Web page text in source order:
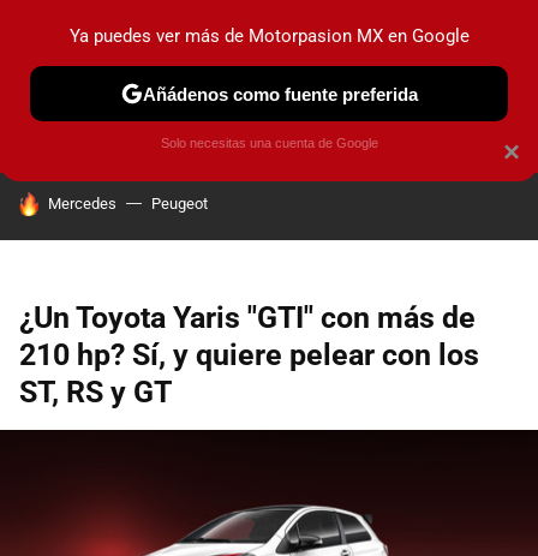
PRUEBAS INDUSTRIA HOY NO CIRCULA
HOY SE HABLA DE
Mercedes Peugeot
¿Un Toyota Yaris "GTI" con más de
210 hp? Sí, y quiere pelear con los
ST, RS y GT
×
Ya puedes ver más de Motorpasion MX en Google
Añádenos como fuente preferida
Solo necesitas una cuenta de Google